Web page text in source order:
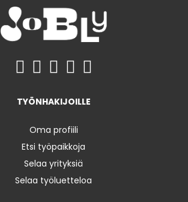
TYÖNHAKIJOILLE
Oma profiili
Etsi työpaikkoja
Selaa yrityksiä
Selaa työluetteloa